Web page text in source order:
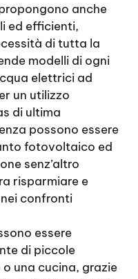
anche
ed efficienti,
di tutta la
modelli di ogni
elettrici ad
un utilizzo
di ultima
possono essere
fotovoltaico ed
senz’altro
risparmiare e
confronti
essere
di piccole
una cucina, grazie